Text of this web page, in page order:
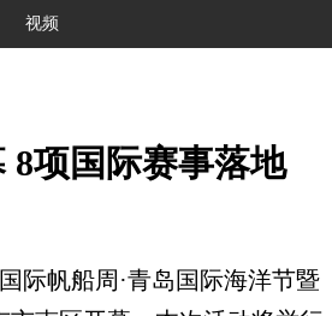
视频
8项国际赛事落地
帆船周·青岛国际海洋节暨